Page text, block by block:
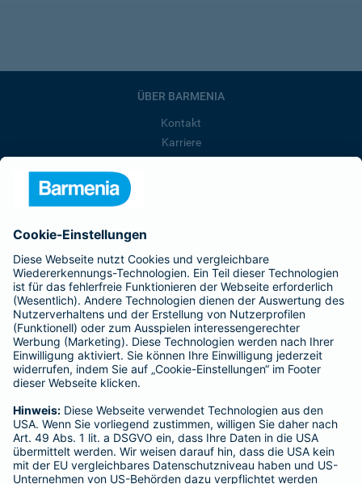
ÜBER BARMENIA
Kontakt
Karriere
Barmenia ist Teil der BarmeniaGothaer
BELIEBTE SEITEN
Kranken-Zusatzversicherung
Tierversicherungen
Haftpflichtversicherung
Hausratversicherung
Adresse ändern
Schaden melden
Kilometerstandsmeldung
Serviceübersicht